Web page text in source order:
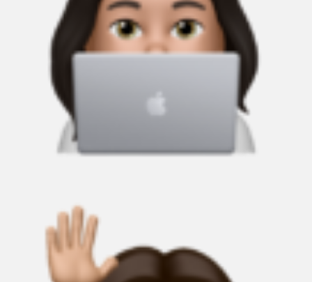
hello@s-size.de
+49 0160-975 62 658